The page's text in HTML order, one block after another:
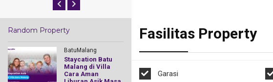
Fasilitas Property
Garasi
Random Property
BatuMalang
Staycation Batu
Malang di Villa
Cara Aman